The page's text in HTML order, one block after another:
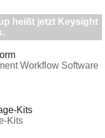
heißt jetzt Keysight
Workflow Software
Kits